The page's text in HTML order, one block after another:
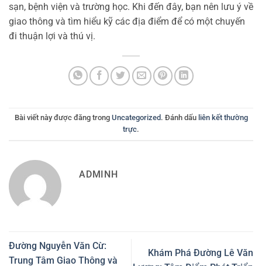
sạn, bệnh viện và trường học. Khi đến đây, bạn nên lưu ý về
giao thông và tìm hiểu kỹ các địa điểm để có một chuyến
đi thuận lợi và thú vị.
Bài viết này được đăng trong Uncategorized . Đánh dấu liên kết thường
trực.
ADMINH
Đường Nguyễn Văn Cừ:
Trung Tâm Giao Thông và
Khám Phá Đường Lê Văn